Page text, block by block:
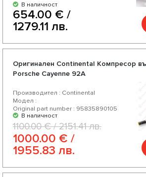
В наличност
654.00 € /
1279.11 лв.
Оригинален Continental Компресор
Porsche Cayenne 92A
Производител : Continental
Модел :
Original part number : 95835890105
В наличност
1100.00 € / 2151.41 лв.
1000.00 € /
1955.83 лв.